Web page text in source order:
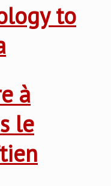
to
à
le